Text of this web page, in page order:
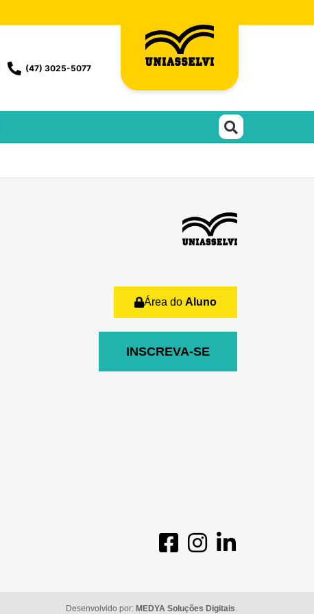
(47) 3025-5077
Área do Aluno
INSCREVA-SE
Desenvolvido por: MEDYA Soluções Digitais.